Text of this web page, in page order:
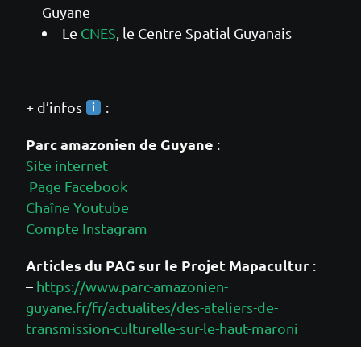
Guyane
Le CNES , le Centre Spatial Guyanais
+ d’infos :
Parc amazonien de Guyane :
Site internet
Page Facebook
Chaîne Youtube
Compte Instagram
Articles du PAG sur le Projet Mapacultur :
– https://www.parc-amazonien-
guyane.fr/fr/actualites/des-ateliers-de-
transmission-culturelle-sur-le-haut-maroni